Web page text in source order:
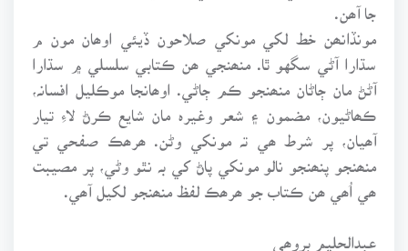
جا آھن.
مونڏانھن خط لکي مونکي صلاحون ڏيئي اوھان مون م
سڌارا آڻي سگهو ٿا. منھنجي ھن ڪتابي سلسلي ۾ سڌارا
آڻڻ مان ڄاڻان منھنجو ڪم ڄاڻي. اوھانجا موڪليل افسانہ،
ڪھاڻيون، مضمون ۽ شعر وغيرہ مان شايع ڪرڻ لاءِ تيار
آھيان، پر شرط ھي تہ مونکي وڻن. ھرھڪ صفحي تي
منھنجو پنھنجو نالو مونکي پاڻ کي بہ نٿو وڻي، پر مصيبت
ھي اُھي ھن ڪتاب جو ھرھڪ لفظ منھنجو لکيل آھي.
عبدالحليم بروھي